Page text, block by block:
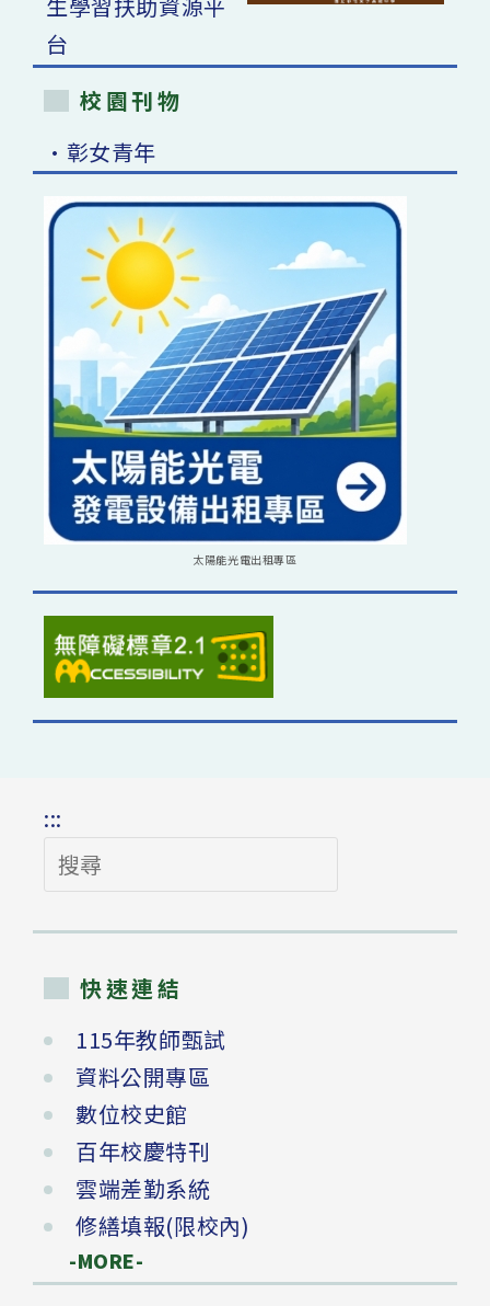
校園刊物
•彰女青年
太陽能光電出租專區
:::
搜
尋
快速連結
115年教師甄試
資料公開專區
數位校史館
百年校慶特刊
雲端差勤系統
修繕填報(限校內)
-MORE-